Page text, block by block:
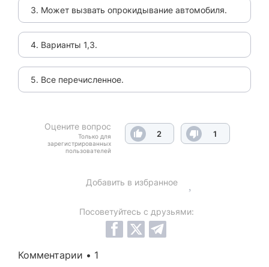
3. Может вызвать опрокидывание автомобиля.
4. Варианты 1,3.
5. Все перечисленное.
Оцените вопрос
Только для
зарегистрированных
пользователей
2 1
Добавить в избранное
Посоветуйтесь с друзьями:
Комментарии • 1